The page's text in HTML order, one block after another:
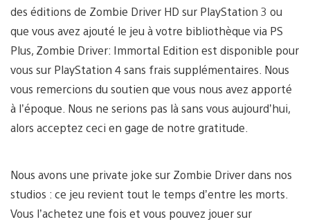
des éditions de Zombie Driver HD sur PlayStation 3 ou
que vous avez ajouté le jeu à votre bibliothèque via PS
Plus, Zombie Driver: Immortal Edition est disponible pour
vous sur PlayStation 4 sans frais supplémentaires. Nous
vous remercions du soutien que vous nous avez apporté
à l’époque. Nous ne serions pas là sans vous aujourd’hui,
alors acceptez ceci en gage de notre gratitude.
Nous avons une private joke sur Zombie Driver dans nos
studios : ce jeu revient tout le temps d’entre les morts.
Vous l’achetez une fois et vous pouvez jouer sur